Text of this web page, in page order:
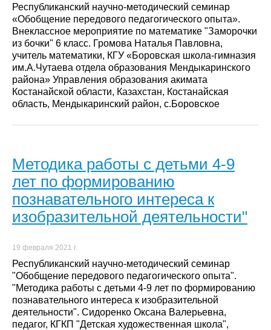
Республиканский научно-методический семинар
«Обобщение передового педагогического опыта».
Внеклассное мероприятие по математике "Заморочки
из бочки" 6 класс. Громова Наталья Павловна,
учитель математики, КГУ «Боровская школа-гимназия
им.А.Чутаева отдела образования Мендыкаринского
района» Управления образования акимата
Костанайской области, Казахстан, Костанайская
область, Мендыкаринский район, с.Боровское
Методика работы с детьми 4-9
лет по формированию
познавательного интереса к
изобразительной деятельности"
19 февраля 2021 г.
Республиканский научно-методический семинар
"Обобщение передового педагогического опыта".
"Методика работы с детьми 4-9 лет по формированию
познавательного интереса к изобразительной
деятельности". Сидоренко Оксана Валерьевна,
педагог, КГКП "Детская художественная школа",